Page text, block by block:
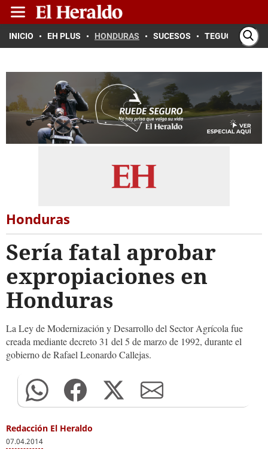
INICIO EH PLUS HONDURAS SUCESOS TEGUCIGALPA
Honduras
Sería fatal aprobar
expropiaciones en
Honduras
La Ley de Modernización y Desarrollo del Sector Agrícola fue
creada mediante decreto 31 del 5 de marzo de 1992, durante el
gobierno de Rafael Leonardo Callejas.
Redacción El Heraldo
07.04.2014